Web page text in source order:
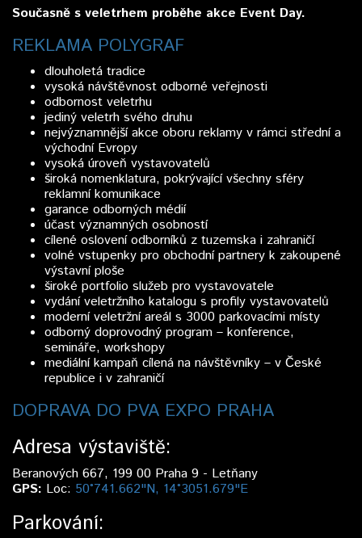
Současně s veletrhem proběhe akce Event Day.
REKLAMA POLYGRAF
dlouholetá tradice
vysoká návštěvnost odborné veřejnosti
odbornost veletrhu
jediný veletrh svého druhu
nejvýznamnější akce oboru reklamy v rámci střední a
východní Evropy
vysoká úroveň vystavovatelů
široká nomenklatura, pokrývající všechny sféry
reklamní komunikace
garance odborných médií
účast významných osobností
cílené oslovení odborníků z tuzemska i zahraničí
volné vstupenky pro obchodní partnery k zakoupené
výstavní ploše
široké portfolio služeb pro vystavovatele
vydání veletržního katalogu s profily vystavovatelů
moderní veletržní areál s 3000 parkovacími místy
odborný doprovodný program – konference,
semináře, workshopy
mediální kampaň cílená na návštěvníky – v České
republice i v zahraničí
DOPRAVA DO PVA EXPO PRAHA
Adresa výstaviště:
Beranových 667, 199 00 Praha 9 - Letňany
GPS: Loc: 50°741.662"N, 14°3051.679"E
Parkování: